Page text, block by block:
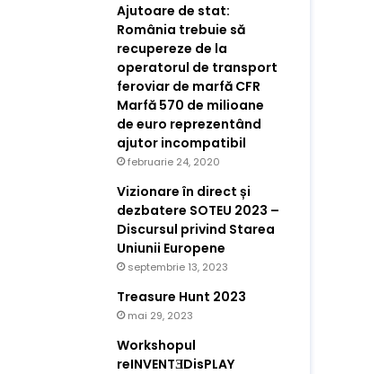
Ajutoare de stat:
România trebuie să
recupereze de la
operatorul de transport
feroviar de marfă CFR
Marfă 570 de milioane
de euro reprezentând
ajutor incompatibil
februarie 24, 2020
Vizionare în direct și
dezbatere SOTEU 2023 –
Discursul privind Starea
Uniunii Europene
septembrie 13, 2023
Treasure Hunt 2023
mai 29, 2023
Workshopul
reINVENTƎDisPLAY